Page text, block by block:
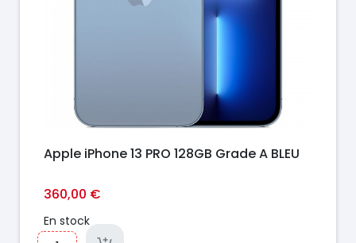
Apple iPhone 13 PRO 128GB Grade A BLEU
360,00 €
En stock